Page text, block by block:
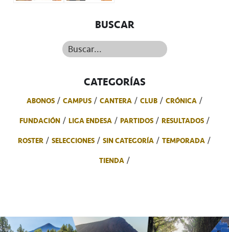
BUSCAR
Buscar...
CATEGORÍAS
ABONOS CAMPUS CANTERA CLUB
CRÓNICA
FUNDACIÓN
LIGA ENDESA PARTIDOS
RESULTADOS
ROSTER
SELECCIONES SIN CATEGORÍA
TEMPORADA
TIENDA